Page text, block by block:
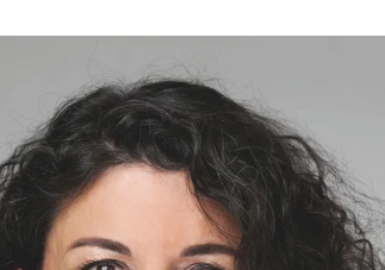
Engagement
und Jobs